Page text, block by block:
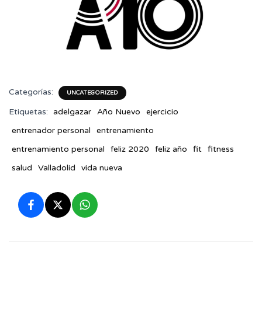
Categorías: UNCATEGORIZED
Etiquetas: adelgazar Año Nuevo
ejercicio
entrenador personal
entrenamiento
entrenamiento personal
feliz 2020 feliz año fit fitness
salud
Valladolid vida nueva